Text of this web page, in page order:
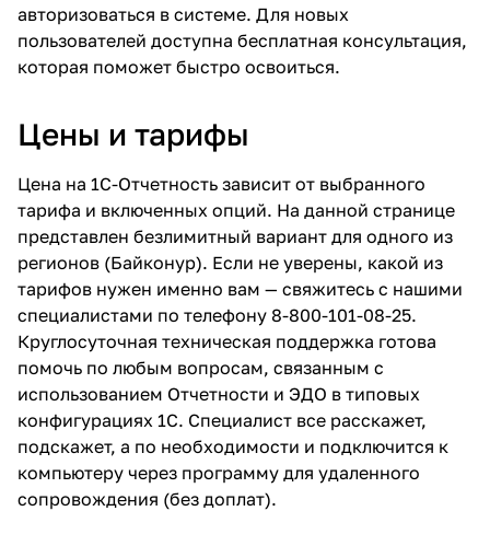
авторизоваться в системе. Для новых
пользователей доступна бесплатная консультация,
которая поможет быстро освоиться.
Цены и тарифы
Цена на 1С-Отчетность зависит от выбранного
тарифа и включенных опций. На данной странице
представлен безлимитный вариант для одного из
регионов (Байконур). Если не уверены, какой из
тарифов нужен именно вам — свяжитесь с нашими
специалистами по телефону 8-800-101-08-25.
Круглосуточная техническая поддержка готова
помочь по любым вопросам, связанным с
использованием Отчетности и ЭДО в типовых
конфигурациях 1С. Специалист все расскажет,
подскажет, а по необходимости и подключится к
компьютеру через программу для удаленного
сопровождения (без доплат).